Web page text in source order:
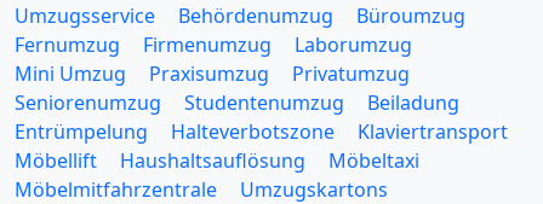
Umzugsservice Behördenumzug
Büroumzug
Fernumzug
Firmenumzug
Laborumzug
Mini Umzug
Praxisumzug
Privatumzug
Seniorenumzug
Studentenumzug
Beiladung
Entrümpelung
Halteverbotszone
Klaviertransport
Möbellift
Haushaltsauflösung
Möbeltaxi
Möbelmitfahrzentrale
Umzugskartons